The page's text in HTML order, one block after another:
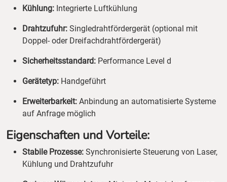
Kühlung: Integrierte Luftkühlung
Drahtzufuhr: Singledrahtfördergerät (optional mit
Doppel- oder Dreifachdrahtfördergerät)
Sicherheitsstandard: Performance Level d
Gerätetyp: Handgeführt
Erweiterbarkeit: Anbindung an automatisierte Systeme
auf Anfrage möglich
Eigenschaften und Vorteile:
Stabile Prozesse: Synchronisierte Steuerung von Laser,
Kühlung und Drahtzufuhr